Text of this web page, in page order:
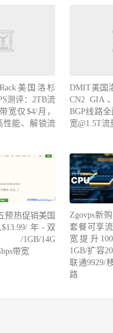
美国洛杉
测评：2TB流
宽仅$4/月，
性能、解锁流
DMIT美国
CN2 GIA
BGP线路
宽@1.5T流
预热促销美国
年-双
14G
带宽
Zgovps新
套餐可享
宽提升
1GB/扩容
联通9929/
路